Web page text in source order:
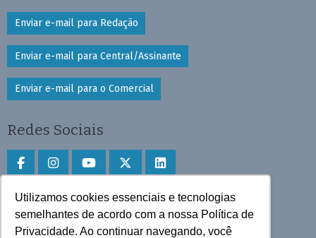
Utilizamos cookies essenciais e tecnologias
semelhantes de acordo com a nossa Política de
Privacidade. Ao continuar navegando, você
Enviar e-mail para Redação
Enviar e-mail para Central/Assinante
Enviar e-mail para o Comercial
Redes Sociais
Faça download do aplicativo
Play Store e App Store